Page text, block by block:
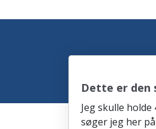
Dette er den
Jeg skulle
søger jeg her